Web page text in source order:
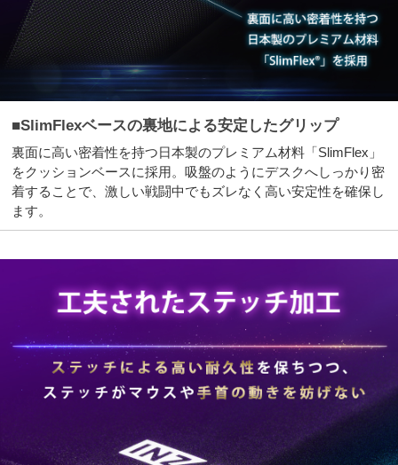
■SlimFlexベースの裏地による安定したグリップ
裏面に高い密着性を持つ日本製のプレミアム材料「SlimFlex」
をクッションベースに採用。吸盤のようにデスクへしっかり密
着することで、激しい戦闘中でもズレなく高い安定性を確保し
ます。